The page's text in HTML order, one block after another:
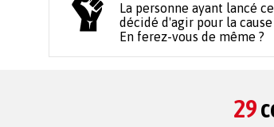
La personne ayant lancé
décidé d'agir pour la
En ferez-vous de même ?
29